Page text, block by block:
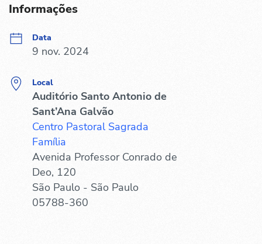
Informações
Data
9 nov. 2024
Local
Auditório Santo Antonio de
Sant’Ana Galvão
Centro Pastoral Sagrada
Família
Avenida Professor Conrado de
Deo, 120
São Paulo - São Paulo
05788-360